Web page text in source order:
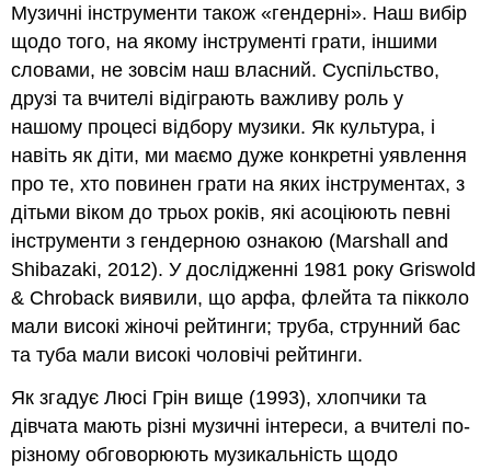
інвалідів
у
Загальні
для
студентів
з
потребами
Уникайте
сенсорних
перевантажень
і
передбачувані.
Підготовка
уроку
Стратегії
Музичні інструменти також «гендерні». Наш вибір
щодо того, на якому інструменті грати, іншими
словами, не зовсім наш власний. Суспільство,
друзі та вчителі відіграють важливу роль у
нашому процесі відбору музики. Як культура, і
навіть як діти, ми маємо дуже конкретні уявлення
про те, хто повинен грати на яких інструментах, з
дітьми віком до трьох років, які асоціюють певні
інструменти з гендерною ознакою (Marshall and
Shibazaki, 2012). У дослідженні 1981 року Griswold
& Chroback виявили, що арфа, флейта та пікколо
мали високі жіночі рейтинги; труба, струнний бас
та туба мали високі чоловічі рейтинги.
Як згадує Люсі Грін вище (1993), хлопчики та
дівчата мають різні музичні інтереси, а вчителі по-
різному обговорюють музикальність щодо